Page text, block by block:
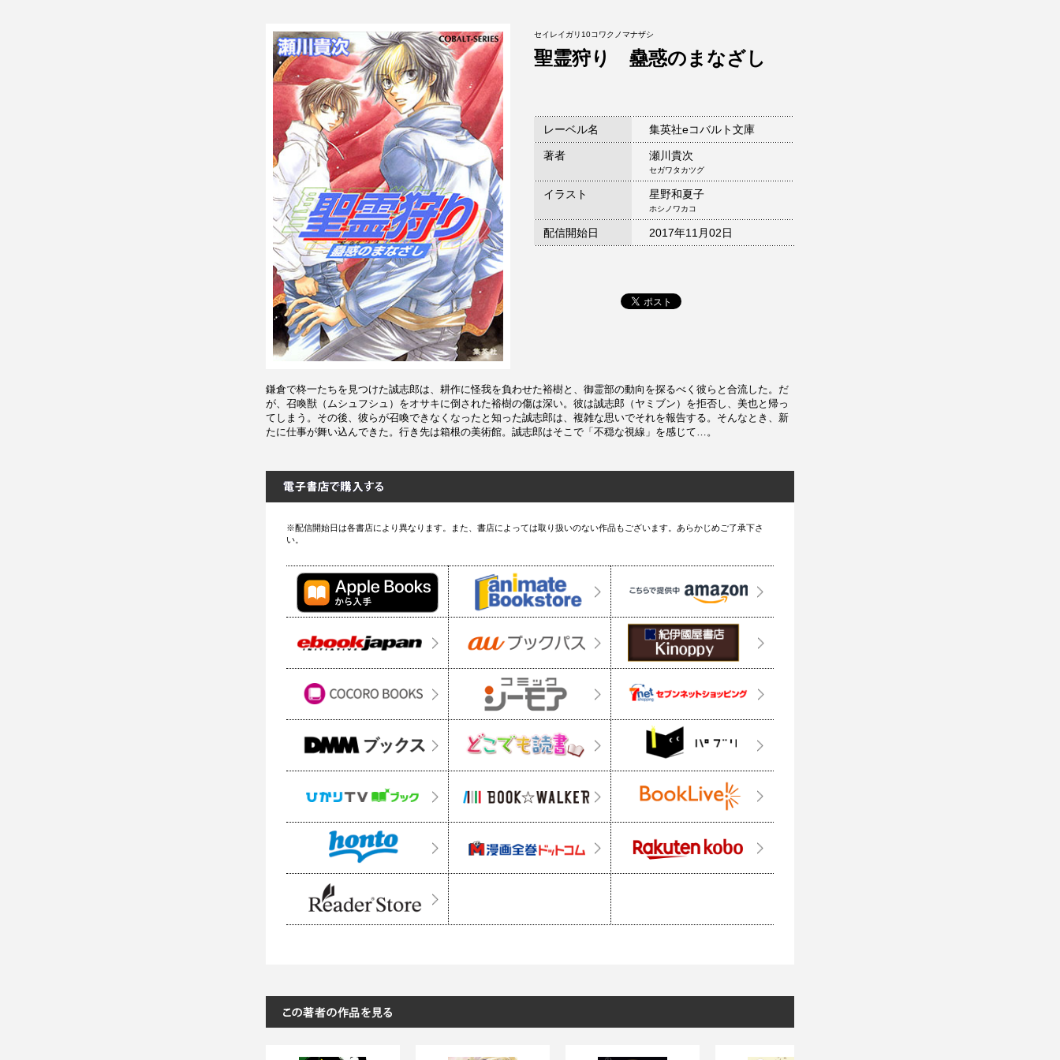
セイレイガリ10コワクノマナザシ
聖霊狩り 蠱惑のまなざし
レーベル名 集英社eコバルト文庫
著者 瀬川貴次
セガワタカツグ
イラスト 星野和夏子
ホシノワカコ
配信開始日 2017年11月02日
鎌倉で柊一たちを見つけた誠志郎は、耕作に怪我を負わせた裕樹と、御霊部の動向を探るべく彼らと合流した。だ
が、召喚獣（ムシュフシュ）をオサキに倒された裕樹の傷は深い。彼は誠志郎（ヤミブン）を拒否し、美也と帰っ
てしまう。その後、彼らが召喚できなくなったと知った誠志郎は、複雑な思いでそれを報告する。そんなとき、新
たに仕事が舞い込んできた。行き先は箱根の美術館。誠志郎はそこで「不穏な視線」を感じて…。
※配信開始日は各書店により異なります。また、書店によっては取り扱いのない作品もございます。あらかじめご了承下さ
い。